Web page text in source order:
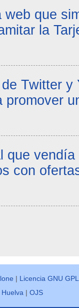
web que
la
Twitter y
promover
que
con
| Licencia GNU GPL
Huelva |OJS